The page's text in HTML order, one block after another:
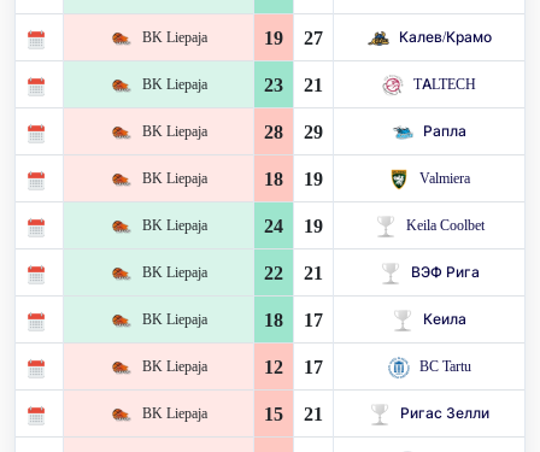
BK Liepaja 19 27 Калев/Крамо
BK Liepaja 23 21 TALTECH
BK Liepaja 28 29 Рапла
BK Liepaja 18 19 Valmiera
BK Liepaja 24 19 Keila Coolbet
BK Liepaja 22 21 ВЭФ Рига
BK Liepaja 18 17 Кеила
BK Liepaja 12 17 BC Tartu
BK Liepaja 15 21 Ригас Зелли